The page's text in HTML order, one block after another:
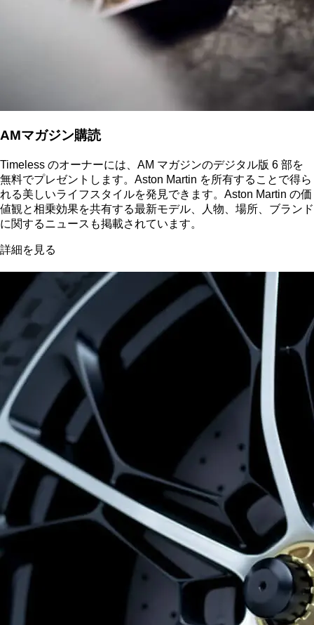
AMマガジン購読
Timeless のオーナーには、AM マガジンのデジタル版 6 部を
無料でプレゼントします。Aston Martin を所有することで得ら
れる美しいライフスタイルを発見できます。Aston Martin の価
値観と相乗効果を共有する最新モデル、人物、場所、ブランド
に関するニュースも掲載されています。
詳細を見る